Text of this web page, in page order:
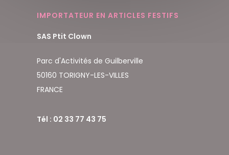
IMPORTATEUR EN ARTICLES FESTIFS
SAS Ptit Clown
Parc d'Activités de Guilberville
50160 TORIGNY-LES-VILLES
FRANCE
Tél : 02 33 77 43 75